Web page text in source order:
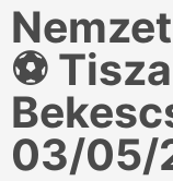
⚽️
03/05/